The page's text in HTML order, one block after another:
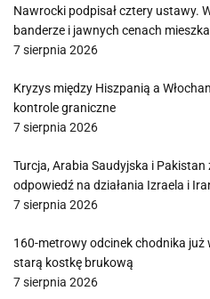
Nawrocki podpisał cztery ustawy.
banderze i jawnych cenach
7 sierpnia 2026
Kryzys między Hiszpanią a
kontrole graniczne
7 sierpnia 2026
Turcja, Arabia Saudyjska i
odpowiedź na działania Izraela i
7 sierpnia 2026
160-metrowy odcinek chodnika
starą kostkę brukową
7 sierpnia 2026